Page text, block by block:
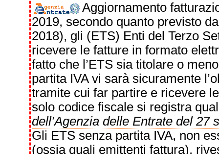
Aggiornamento
2019, secondo quanto previsto
2018), gli (ETS) Enti del Terzo
ricevere le fatture in formato
fatto che l’ETS sia titolare o
partita IVA vi sarà sicuramente
tramite cui far partire e ricevere
solo codice fiscale si registra
dell’Agenzia delle Entrate del 27
Gli ETS senza partita IVA, non
(ossia quali emittenti fattura),